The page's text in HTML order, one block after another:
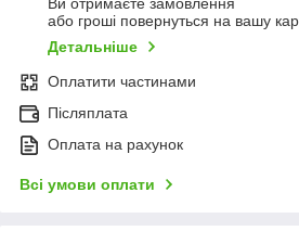
Ви отримаєте замовлення
або гроші повернуться на вашу
Детальніше
Оплатити частинами
Післяплата
Оплата на рахунок
Всі умови оплати